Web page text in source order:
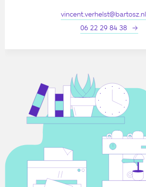
vincent.verhelst@bartosz.nl
06 22 29 84 38